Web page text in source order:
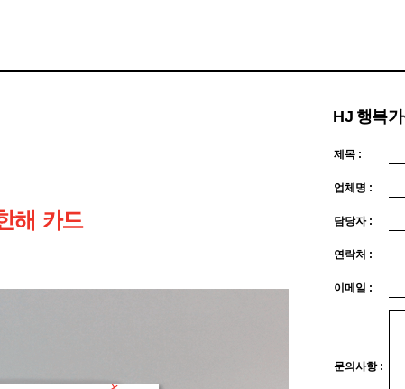
HJ 행복
제목 :
업체명 :
담당자 :
연락처 :
이메일 :
문의사항 :